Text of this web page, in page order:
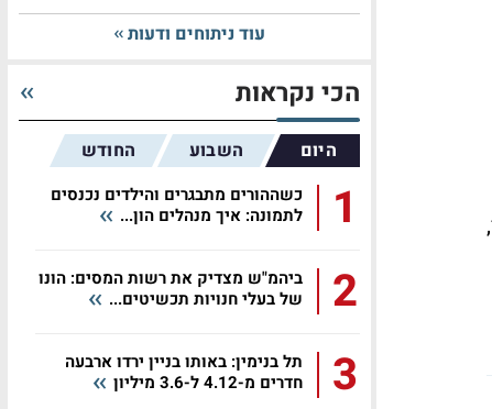
עוד ניתוחים ודעות
הכי נקראות
היום השבוע החודש
1
כשההורים מתבגרים והילדים נכנסים
לתמונה: איך מנהלים הון...
2
ביהמ"ש מצדיק את רשות המסים: הונו
של בעלי חנויות תכשיטים...
3
תל בנימין: באותו בניין ירדו ארבעה
חדרים מ-4.12 ל-3.6 מיליון